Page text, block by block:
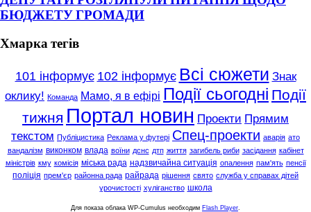
БЮДЖЕТУ ГРОМАДИ
Хмарка тегів
101 інформує 102 інформує Всі сюжети Знак
оклику! Команда Мамо, я в ефірі Події сьогодні Події
тижня Портал новин Проекти Прямим
текстом Публіцистика Реклама у футері Спец-проекти аварія ато
вандалізм виконком влада воїни дснс дтп життя загибель риби засідання кабінет
міністрів кму комісія міська рада надзвичайна ситуація опалення пам'ять пенсії
поліція прем'єр районна рада райрада рішення свято служба у справах дітей
урочистості хуліганство школа
Для показа облака WP-Cumulus необходим Flash Player